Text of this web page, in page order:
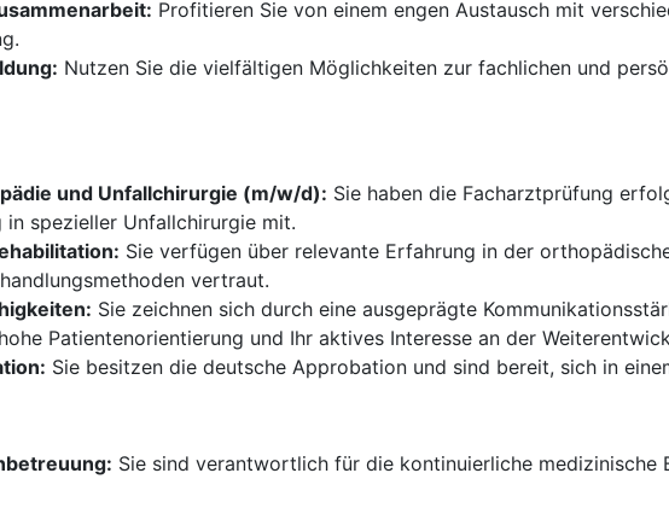
Profitieren Sie von einem engen Austausch mit
Nutzen Sie die vielfältigen Möglichkeiten zur fachlichen und
und Unfallchirurgie (m/w/d): Sie haben die Facharztprüfung
in spezieller Unfallchirurgie mit.
Sie verfügen über relevante Erfahrung in der
vertraut.
Sie zeichnen sich durch eine ausgeprägte
Patientenorientierung und Ihr aktives Interesse an der
Sie besitzen die deutsche Approbation und sind bereit, sich in
Sie sind verantwortlich für die kontinuierliche medizinische